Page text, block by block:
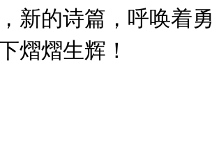
新的诗篇，呼唤着勇
熠熠生辉！